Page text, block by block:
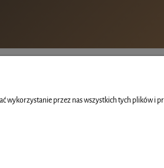
O NAS
przez nas wszystkich tych plików i